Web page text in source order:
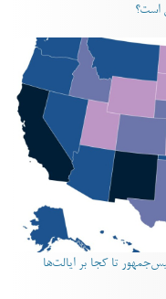
است؟
ایالت رسید؟؛ رئیس‌جمهور تا کجا بر ایالت‌ها